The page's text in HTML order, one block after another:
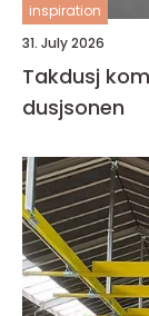
inspiration
31. July 2026
Takdusj komfort, design og funksjon i
dusjsonen